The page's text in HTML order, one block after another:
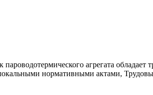
агрегата
нормативными актами,